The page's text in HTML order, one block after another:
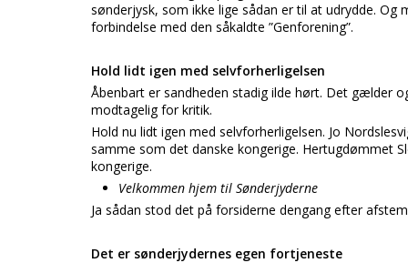
sønderjysk, som ikke lige sådan er til at udrydde.
forbindelse med den såkaldte ”Genforening”.
Hold lidt igen med selvforherligelsen
Åbenbart er sandheden stadig ilde hørt. Det gælder
modtagelig for kritik.
Hold nu lidt igen med selvforherligelsen. Jo
samme som det danske kongerige. Hertugdømmet
kongerige.
Velkommen hjem til Sønderjyderne
Ja sådan stod det på forsiderne dengang efter
Det er sønderjydernes egen fortjeneste